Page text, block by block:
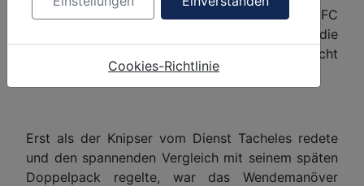
Schlussphase auf wackligen Beinen, weil der FC
Sturm natürlich keine Flinten ins Korn warf und die
Talib-Schützlinge ihre zahlreichen Konter nicht
konsequent genug ausspielten.
Erst als der Knipser vom Dienst Tacheles redete
und den spannenden Vergleich mit seinem späten
Doppelpack regelte, war das Wendemanöver
Cookies-Richtlinie